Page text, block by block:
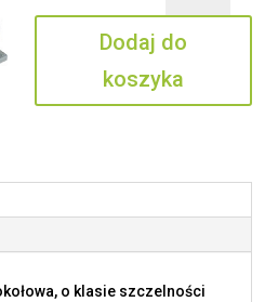
32.6
LS
Dodaj do
koszyka
o klasie szczelności